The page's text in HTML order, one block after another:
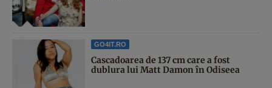
GO4IT.RO
Cascadoarea de 137 cm care a fost
dublura lui Matt Damon în Odiseea